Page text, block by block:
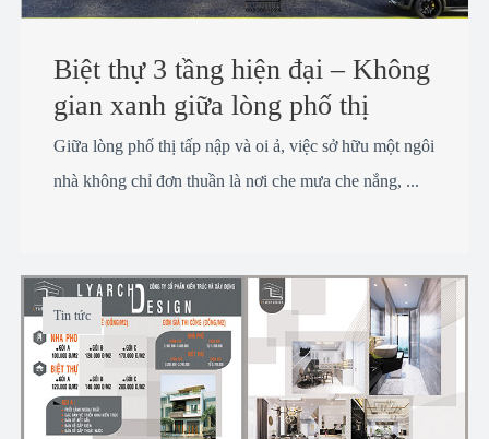
Biệt thự 3 tầng hiện đại – Không
gian xanh giữa lòng phố thị
Giữa lòng phố thị tấp nập và oi ả, việc sở hữu một ngôi
nhà không chỉ đơn thuần là nơi che mưa che nắng, ...
Tin tức